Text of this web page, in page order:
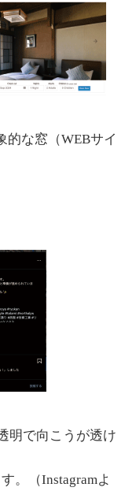
的な窓（WEBサイ
明で向こうが透け
。（Instagramよ